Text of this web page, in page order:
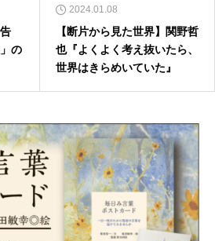
の
2024.01.08
【断片から見た世界】関野哲
也『よくよく考え抜いたら、
世界はきらめいていた』